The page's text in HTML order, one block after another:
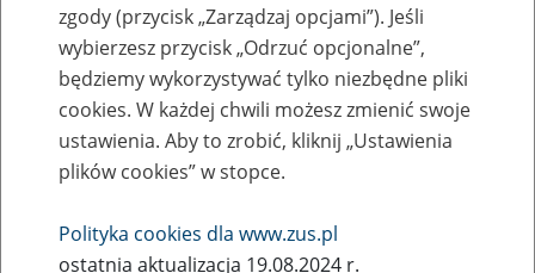
Oświadczenie RPD
Opis:
Oświadczenie przedsiębiorcy o wielkości otrzymanej
pomocy publicznej de minimis.
zgody (przycisk „Zarządzaj opcjami”). Jeśli
wybierzesz przycisk „Odrzuć opcjonalne”,
będziemy wykorzystywać tylko niezbędne pliki
cookies. W każdej chwili możesz zmienić swoje
ustawienia. Aby to zrobić, kliknij „Ustawienia
plików cookies” w stopce.
Polityka cookies dla www.zus.pl
ostatnia aktualizacja 19.08.2024 r.